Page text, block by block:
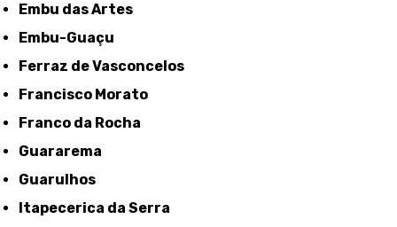
Embu das Artes
Embu-Guaçu
Ferraz de Vasconcelos
Francisco Morato
Franco da Rocha
Guararema
Guarulhos
Itapecerica da Serra